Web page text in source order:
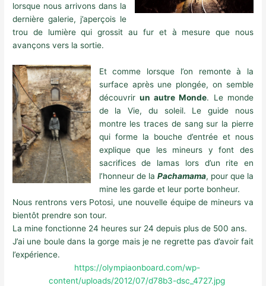
lorsque nous arrivons dans la
dernière galerie, j’aperçois le
trou de lumière qui grossit au fur et à mesure que nous
avançons vers la sortie.
Et comme lorsque l’on remonte à la
surface après une plongée, on semble
découvrir un autre Monde. Le monde
de la Vie, du soleil. Le guide nous
montre les traces de sang sur la pierre
qui forme la bouche d’entrée et nous
explique que les mineurs y font des
sacrifices de lamas lors d’un rite en
l’honneur de la Pachamama, pour que la
mine les garde et leur porte bonheur.
Nous rentrons vers Potosi, une nouvelle équipe de mineurs va
bientôt prendre son tour.
La mine fonctionne 24 heures sur 24 depuis plus de 500 ans.
J’ai une boule dans la gorge mais je ne regrette pas d’avoir fait
l’expérience.
https://olympiaonboard.com/wp-
content/uploads/2012/07/d78b3-dsc_4727.jpg